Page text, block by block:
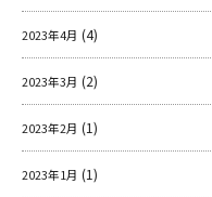
2023年4月 (4)
2023年3月 (2)
2023年2月 (1)
2023年1月 (1)